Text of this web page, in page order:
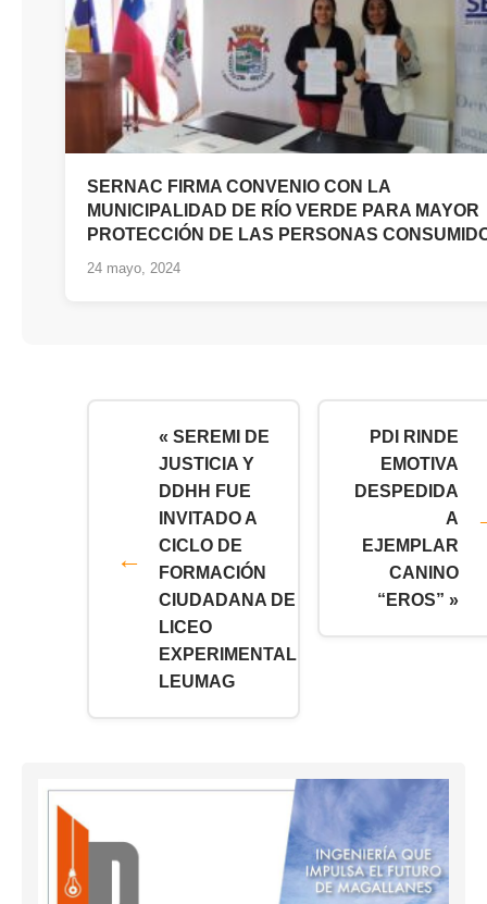
SERNAC FIRMA CONVENIO CON LA
MUNICIPALIDAD DE RÍO VERDE PARA MAYOR
PROTECCIÓN DE LAS PERSONAS
24 mayo, 2024
« SEREMI DE
JUSTICIA Y
DDHH FUE
INVITADO A
CICLO DE
FORMACIÓN
CIUDADANA DE
LICEO
EXPERIMENTAL
LEUMAG
PDI RINDE
EMOTIVA
DESPEDIDA
A
EJEMPLAR
CANINO
“EROS” »